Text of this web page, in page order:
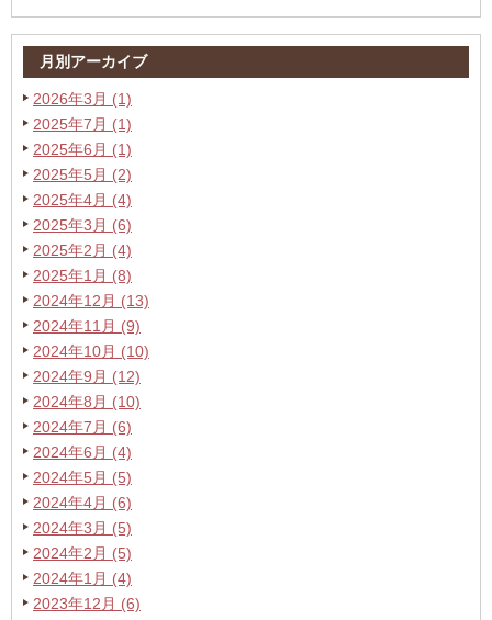
月別アーカイブ
2026年3月 (1)
2025年7月 (1)
2025年6月 (1)
2025年5月 (2)
2025年4月 (4)
2025年3月 (6)
2025年2月 (4)
2025年1月 (8)
2024年12月 (13)
2024年11月 (9)
2024年10月 (10)
2024年9月 (12)
2024年8月 (10)
2024年7月 (6)
2024年6月 (4)
2024年5月 (5)
2024年4月 (6)
2024年3月 (5)
2024年2月 (5)
2024年1月 (4)
2023年12月 (6)